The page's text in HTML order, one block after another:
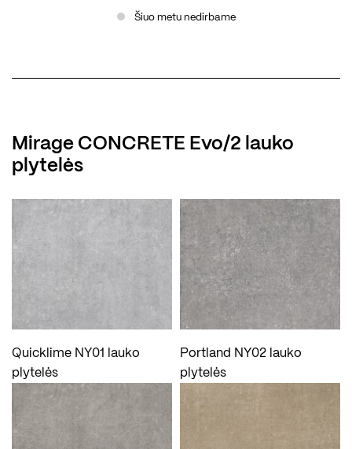
Šiuo metu nedirbame
Mirage CONCRETE Evo/2 lauko
plytelės
Quicklime NY01 lauko
plytelės
Portland NY02 lauko
plytelės